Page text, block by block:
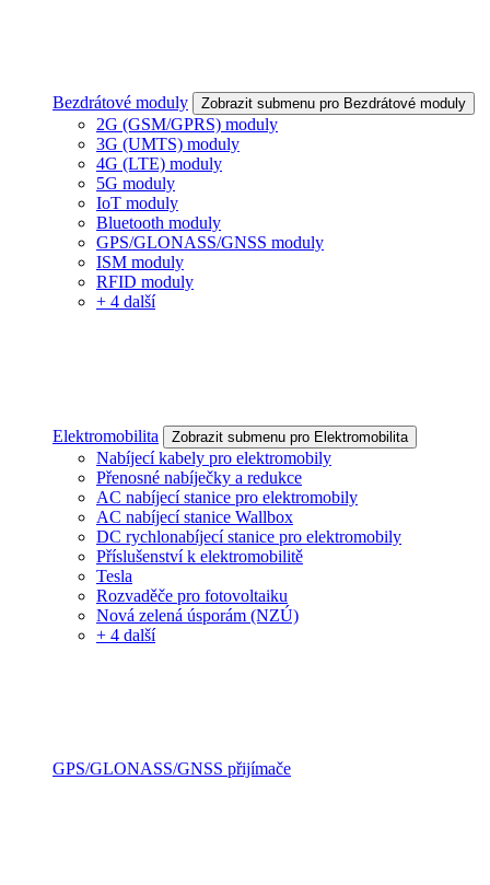
Bezdrátové moduly Zobrazit submenu pro Bezdrátové moduly
2G (GSM/GPRS) moduly
3G (UMTS) moduly
4G (LTE) moduly
5G moduly
IoT moduly
Bluetooth moduly
GPS/GLONASS/GNSS moduly
ISM moduly
RFID moduly
+ 4 další
Elektromobilita Zobrazit submenu pro Elektromobilita
Nabíjecí kabely pro elektromobily
Přenosné nabíječky a redukce
AC nabíjecí stanice pro elektromobily
AC nabíjecí stanice Wallbox
DC rychlonabíjecí stanice pro elektromobily
Příslušenství k elektromobilitě
Tesla
Rozvaděče pro fotovoltaiku
Nová zelená úsporám (NZÚ)
+ 4 další
GPS/GLONASS/GNSS přijímače